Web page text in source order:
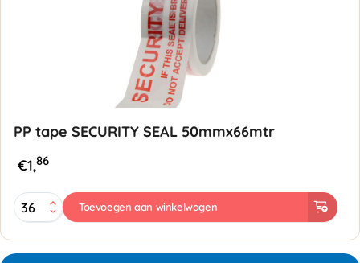
PP tape SECURITY SEAL 50mmx66mtr
€1,86
PP
tape
SEAL
Toevoegen aan winkelwagen